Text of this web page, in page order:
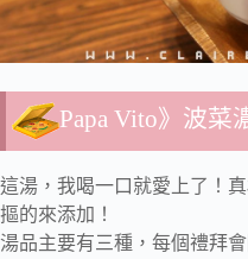
Papa Vito》波菜
這湯，我喝一口就愛上了！
摳的來添加！
湯品主要有三種，每個禮拜